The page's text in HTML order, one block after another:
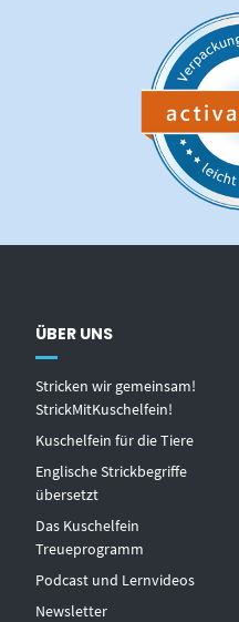
ÜBER UNS
Stricken wir gemeinsam!
StrickMitKuschelfein!
Kuschelfein für die Tiere
Englische Strickbegriffe
übersetzt
Das Kuschelfein
Treueprogramm
Podcast und Lernvideos
Newsletter